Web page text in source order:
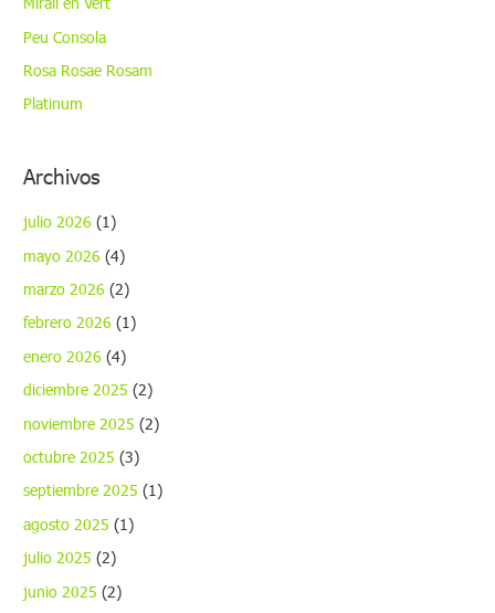
í
d
e
Peu Consola
Rosa Rosae Rosam
Platinum
Archivos
julio 2026 (1)
mayo 2026 (4)
marzo 2026 (2)
febrero 2026 (1)
enero 2026 (4)
diciembre 2025 (2)
noviembre 2025 (2)
octubre 2025 (3)
septiembre 2025 (1)
agosto 2025 (1)
julio 2025 (2)
junio 2025 (2)